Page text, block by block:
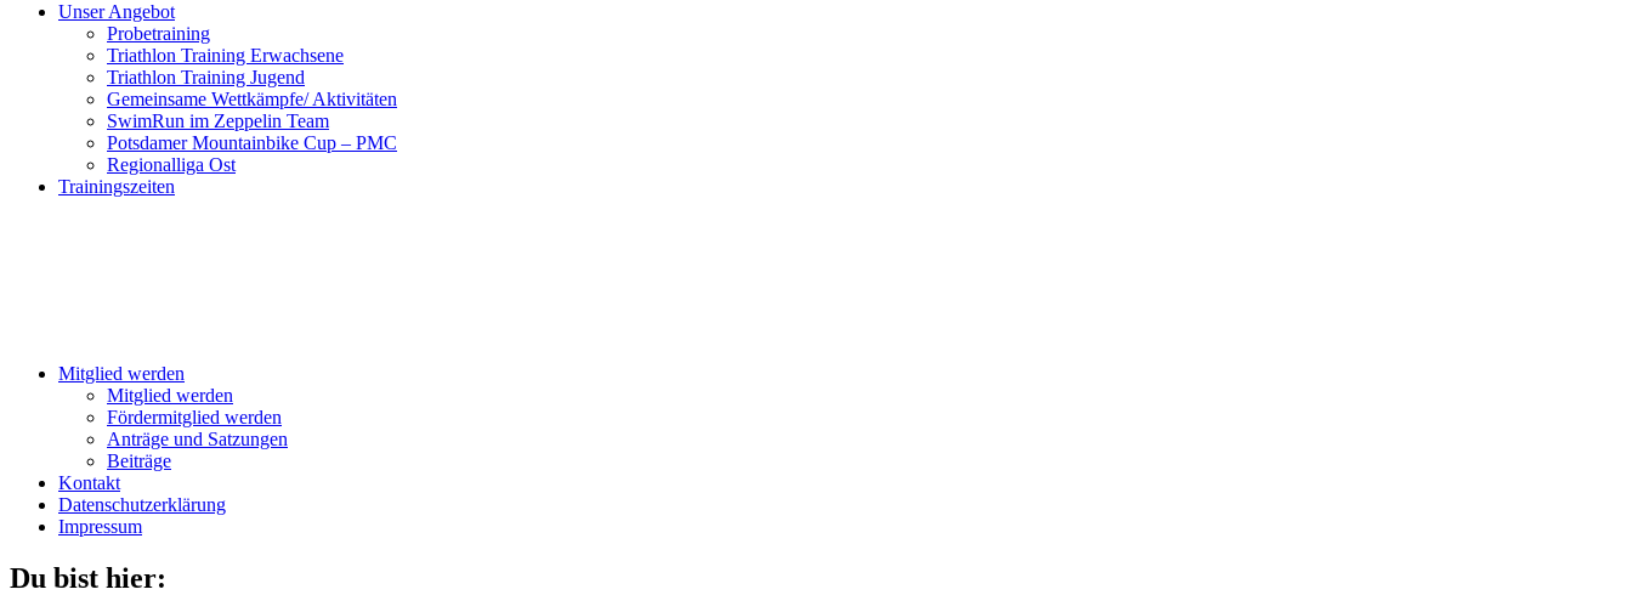
Unser Angebot
Probetraining
Triathlon Training Erwachsene
Triathlon Training Jugend
Gemeinsame Wettkämpfe/ Aktivitäten
SwimRun im Zeppelin Team
Potsdamer Mountainbike Cup – PMC
Regionalliga Ost
Trainingszeiten
Mitglied werden
Mitglied werden
Fördermitglied werden
Anträge und Satzungen
Beiträge
Kontakt
Datenschutzerklärung
Impressum
Du bist hier: